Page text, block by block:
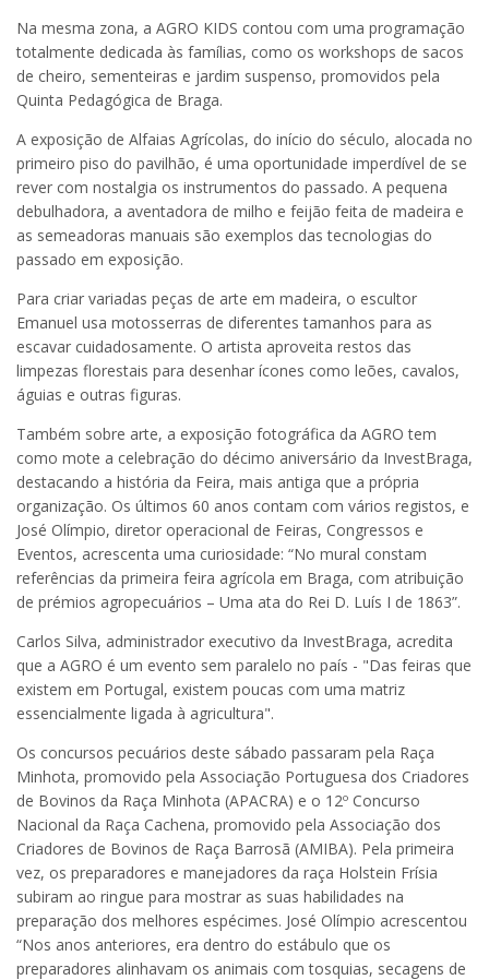
Na mesma zona, a AGRO KIDS contou com uma programação
totalmente dedicada às famílias, como os workshops de sacos
de cheiro, sementeiras e jardim suspenso, promovidos pela
Quinta Pedagógica de Braga.
A exposição de Alfaias Agrícolas, do início do século, alocada no
primeiro piso do pavilhão, é uma oportunidade imperdível de se
rever com nostalgia os instrumentos do passado. A pequena
debulhadora, a aventadora de milho e feijão feita de madeira e
as semeadoras manuais são exemplos das tecnologias do
passado em exposição.
Para criar variadas peças de arte em madeira, o escultor
Emanuel usa motosserras de diferentes tamanhos para as
escavar cuidadosamente. O artista aproveita restos das
limpezas florestais para desenhar ícones como leões, cavalos,
águias e outras figuras.
Também sobre arte, a exposição fotográfica da AGRO tem
como mote a celebração do décimo aniversário da InvestBraga,
destacando a história da Feira, mais antiga que a própria
organização. Os últimos 60 anos contam com vários registos, e
José Olímpio, diretor operacional de Feiras, Congressos e
Eventos, acrescenta uma curiosidade: “No mural constam
referências da primeira feira agrícola em Braga, com atribuição
de prémios agropecuários – Uma ata do Rei D. Luís I de 1863”.
Carlos Silva, administrador executivo da InvestBraga, acredita
que a AGRO é um evento sem paralelo no país - "Das feiras que
existem em Portugal, existem poucas com uma matriz
essencialmente ligada à agricultura".
Os concursos pecuários deste sábado passaram pela Raça
Minhota, promovido pela Associação Portuguesa dos Criadores
de Bovinos da Raça Minhota (APACRA) e o 12º Concurso
Nacional da Raça Cachena, promovido pela Associação dos
Criadores de Bovinos de Raça Barrosã (AMIBA). Pela primeira
vez, os preparadores e manejadores da raça Holstein Frísia
subiram ao ringue para mostrar as suas habilidades na
preparação dos melhores espécimes. José Olímpio acrescentou
“Nos anos anteriores, era dentro do estábulo que os
preparadores alinhavam os animais com tosquias, secagens de